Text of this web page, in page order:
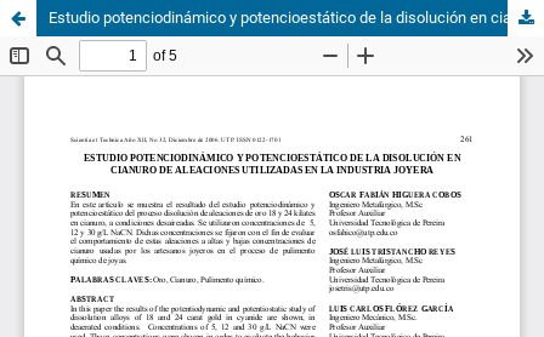
Estudio potenciodinámico y potencioestático de la disolución en cianuro de aleaciones utilizadas en la industria joyera